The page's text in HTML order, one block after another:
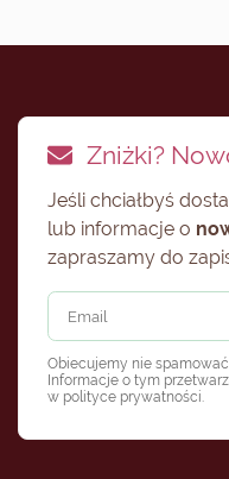
Zniżki?
Jeśli chciałbyś
lub informacje o
zapraszamy do
Obiecujemy nie
Informacje o tym
w polityce prywatności